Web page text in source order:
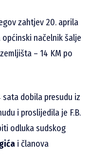
zahtjev 20. aprila
općinski načelnik šalje
– 14 KM po
dobila presudu iz
i proslijedila je F.B.
odluka sudskog
i članova